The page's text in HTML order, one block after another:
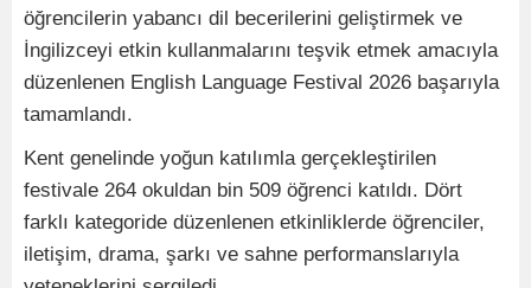
öğrencilerin yabancı dil becerilerini geliştirmek ve
İngilizceyi etkin kullanmalarını teşvik etmek amacıyla
düzenlenen English Language Festival 2026 başarıyla
tamamlandı.
Kent genelinde yoğun katılımla gerçekleştirilen
festivale 264 okuldan bin 509 öğrenci katıldı. Dört
farklı kategoride düzenlenen etkinliklerde öğrenciler,
iletişim, drama, şarkı ve sahne performanslarıyla